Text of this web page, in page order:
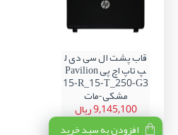
قاب پشت ال سی دی ل
پ تاپ اچ پی Pavilion
15-R_15-T_250-G3
مشکی-مات
9,145,100 ریال
افزودن به سبد خرید